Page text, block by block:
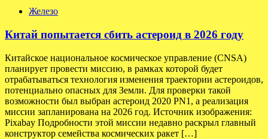
Железо
Китай попытается сбить астероид в 2026 году
Китайское национальное космическое управление (CNSA)
планирует провести миссию, в рамках которой будет
отрабатываться технология изменения траектории астероидов,
потенциально опасных для Земли. Для проверки такой
возможности был выбран астероид 2020 PN1, а реализация
миссии запланирована на 2026 год. Источник изображения:
Pixabay Подробности этой миссии недавно раскрыл главный
конструктор семейства космических ракет […]